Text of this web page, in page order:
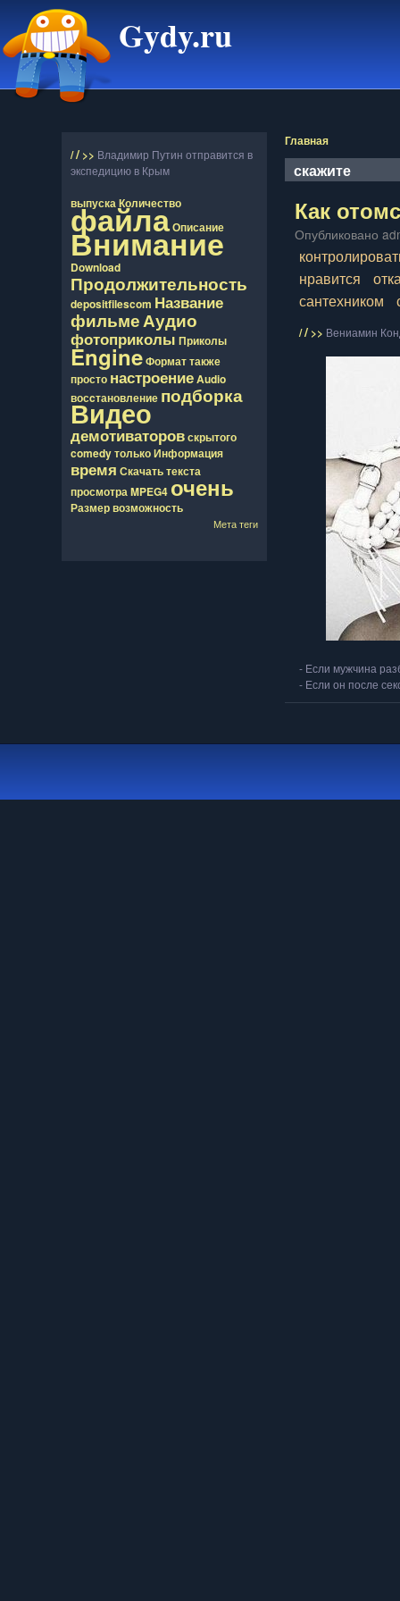
Gydy.ru
// >> Владимир Путин отправится в
экспедицию в Крым
выпускаКоличество
файлаОписание
Внимание
Download
Продолжительность
depositfilescom Название
фильмеАудио
фотоприколы Приколы
EngineФорматтакже
просто настроениеAudio
восcтановление подборка
Видео
демотиваторовскрытого
comedyтолькоИнформация
время Скачатьтекста
просмотраMPEG4 очень
Размервозможность
Мета теги
Главная
скажите
Как
Опубликовано
нравится
сантехником
// >> Вениамин
- Если мужчина
- Если он после